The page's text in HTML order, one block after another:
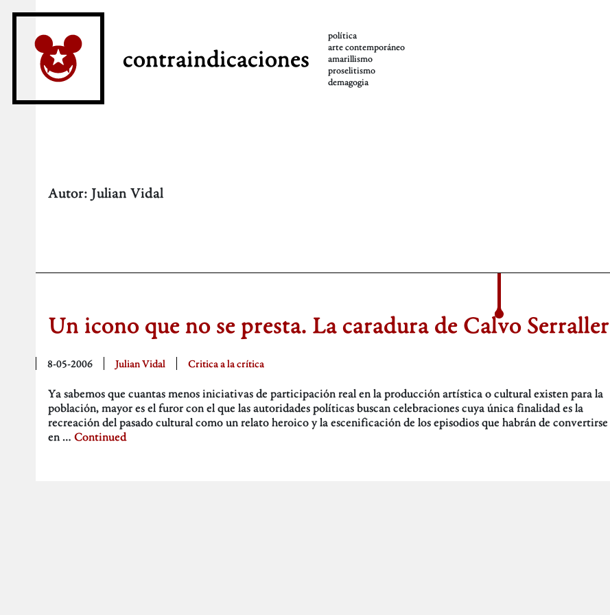
contraindicaciones
política
arte contemporáneo
amarillismo
proselitismo
demagogia
Autor: Julian Vidal
Un icono que no se presta. La caradura de Calvo Serraller
8-05-2006 Julian Vidal Critica a la crítica
Ya sabemos que cuantas menos iniciativas de participación real en la producción artística o cultural existen para la
población, mayor es el furor con el que las autoridades políticas buscan celebraciones cuya única finalidad es la
recreación del pasado cultural como un relato heroico y la escenificación de los episodios que habrán de convertirse
en … Continued